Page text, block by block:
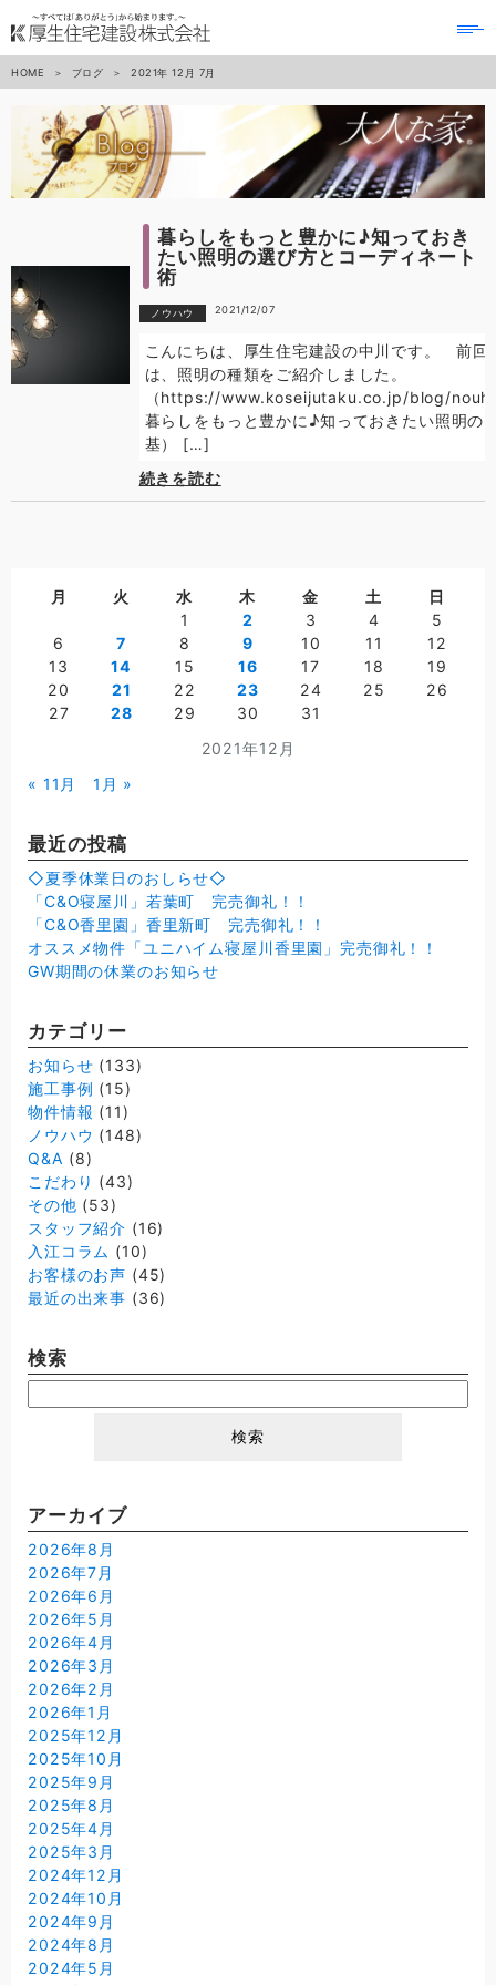
HOME ブログ 2021年 12月 7月
暮らしをもっと豊かに♪知っておき
たい照明の選び方とコーディネート
術
ノウハウ 2021/12/07
こんにちは、厚生住宅建設の中川です。 前回
は、照明の種類をご紹介しました。
（https://www.koseijutaku.co.jp/blog/
暮らしをもっと豊かに♪知っておきたい照明の
基） […]
続きを読む
2021年12月
月 火 水 木 金 土
日
1
2 3 4
5
6
7 8 9 10 11
12
13
14 15 16 17 18
19
20
21 22 23 24 25
26
27
28 29 30 31
« 11月 1月 »
最近の投稿
◇夏季休業日のおしらせ◇
「C&O寝屋川」若葉町 完売御礼！！
「C&O香里園」香里新町 完売御礼！！
オススメ物件「ユニハイム寝屋川香里園」完売御礼！！
GW期間の休業のお知らせ
カテゴリー
お知らせ (133)
施工事例 (15)
物件情報 (11)
ノウハウ (148)
Q&A (8)
こだわり (43)
その他 (53)
スタッフ紹介 (16)
入江コラム (10)
お客様のお声 (45)
最近の出来事 (36)
検索
索:
アーカイブ
2026年8月
2026年7月
2026年6月
2026年5月
2026年4月
2026年3月
2026年2月
2026年1月
2025年12月
2025年10月
2025年9月
2025年8月
2025年4月
2025年3月
2024年12月
2024年10月
2024年9月
2024年8月
2024年5月